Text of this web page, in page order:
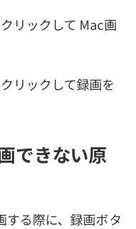
リックして Mac画
リックして録画を
できない原
する際に、録画ボタ